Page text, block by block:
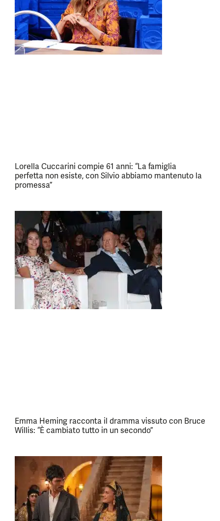
Lorella Cuccarini compie 61 anni: “La famiglia
perfetta non esiste, con Silvio abbiamo mantenuto la
promessa”
Emma Heming racconta il dramma vissuto con Bruce
Willis: “È cambiato tutto in un secondo”